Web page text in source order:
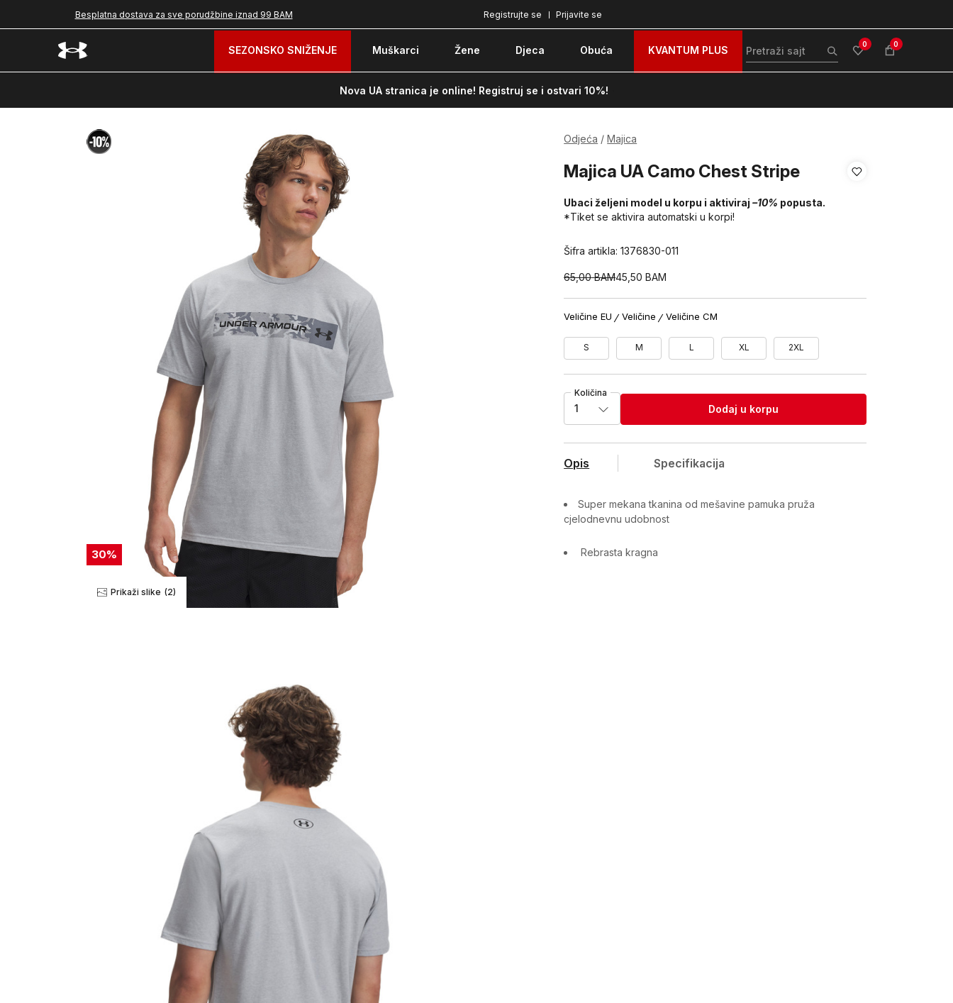
Besplatna dostava za sve porudžbine iznad 99 BAM Plaćanje karticom ili pouzećem Prijavite se
Registrujte se
SEZONSKO SNIŽENJE Muškarci Žene Djeca Obuća KVANTUM PLUS 0 0
Nova UA stranica je online! Registruj se i ostvari 10%!
30%
Prikaži slike (2)
Odjeća Majica
Majica UA Camo Chest Stripe
Ubaci željeni model u korpu i aktiviraj–10% popusta.
*Tiket se aktivira automatski u korpi!
Šifra artikla:1376830-011
65,00 BAM45,50BAM
Veličine EU Veličine Veličine CM
S M L XL 2XL
Količina
1 Dodaj u korpu
Opis Specifikacija
Super mekana tkanina od mešavine pamuka pruža
cjelodnevnu udobnost
Rebrasta kragna